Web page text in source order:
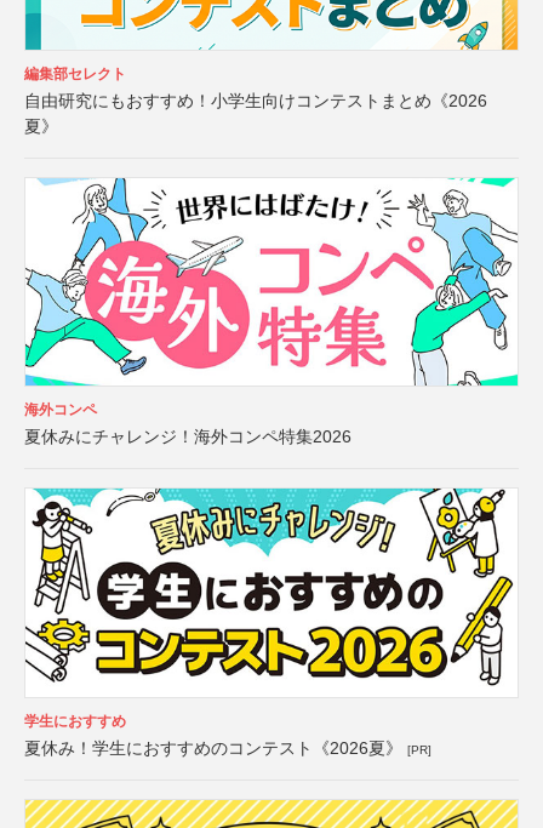
編集部セレクト
自由研究にもおすすめ！小学生向けコンテストまとめ《2026
夏》
海外コンペ
夏休みにチャレンジ！海外コンペ特集2026
学生におすすめ
夏休み！学生におすすめのコンテスト《2026夏》 [PR]